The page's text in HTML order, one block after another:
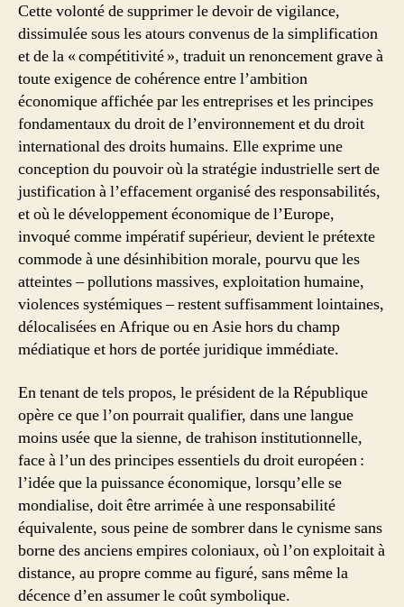
Cette volonté de supprimer le devoir de vigilance,
dissimulée sous les atours convenus de la simplification
et de la « compétitivité », traduit un renoncement grave à
toute exigence de cohérence entre l’ambition
économique affichée par les entreprises et les principes
fondamentaux du droit de l’environnement et du droit
international des droits humains. Elle exprime une
conception du pouvoir où la stratégie industrielle sert de
justification à l’effacement organisé des responsabilités,
et où le développement économique de l’Europe,
invoqué comme impératif supérieur, devient le prétexte
commode à une désinhibition morale, pourvu que les
atteintes – pollutions massives, exploitation humaine,
violences systémiques – restent suffisamment lointaines,
délocalisées en Afrique ou en Asie hors du champ
médiatique et hors de portée juridique immédiate.
En tenant de tels propos, le président de la République
opère ce que l’on pourrait qualifier, dans une langue
moins usée que la sienne, de trahison institutionnelle,
face à l’un des principes essentiels du droit européen :
l’idée que la puissance économique, lorsqu’elle se
mondialise, doit être arrimée à une responsabilité
équivalente, sous peine de sombrer dans le cynisme sans
borne des anciens empires coloniaux, où l’on exploitait à
distance, au propre comme au figuré, sans même la
décence d’en assumer le coût symbolique.